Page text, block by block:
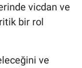
vicdan ve
bir rol
ve